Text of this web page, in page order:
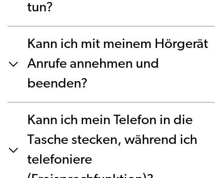
tun?
Kann ich mit meinem Hörgerät
Anrufe annehmen und
beenden?
Kann ich mein Telefon in die
Tasche stecken, während ich
telefoniere